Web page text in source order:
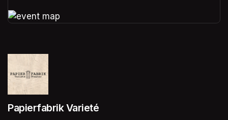
Papierfabrik Varieté